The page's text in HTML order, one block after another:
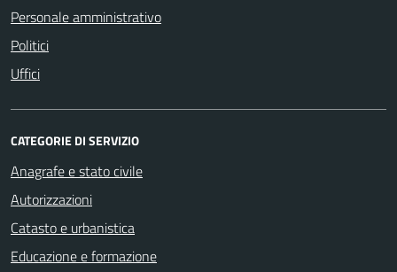
Personale amministrativo
Politici
Uffici
CATEGORIE DI SERVIZIO
Anagrafe e stato civile
Autorizzazioni
Catasto e urbanistica
Educazione e formazione